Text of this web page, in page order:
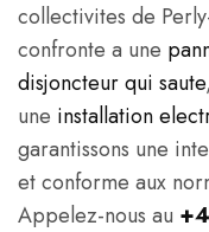
collectivites de
confronte a une
disjoncteur qui saute
une installation
garantissons une
et conforme aux
Appelez-nous au